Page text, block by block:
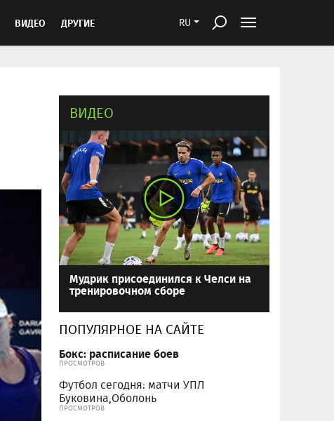
RU
ВИДЕО ДРУГИЕ
ВИДЕО
Мудрик присоединился к Челси на
тренировочном сборе
ПОПУЛЯРНОЕ НА САЙТЕ
Бокс: расписание боев
ПРОСМОТРОВ
Футбол сегодня: матчи УПЛ
Буковина,Оболонь
ПРОСМОТРОВ